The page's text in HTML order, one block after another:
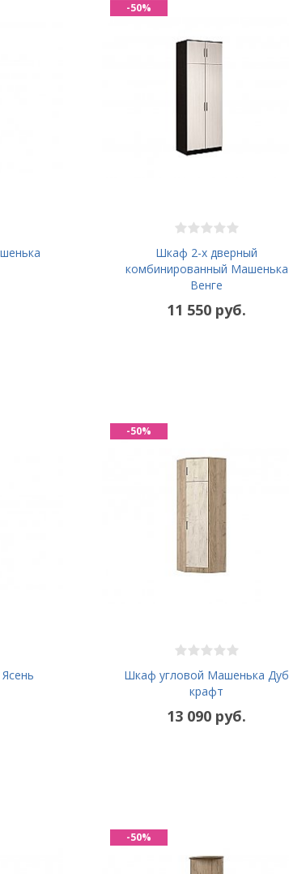
Шкаф 2-х дверный
комбинированный Машенька
Венге
11 550 руб.
-50%
Шкаф угловой Машенька Дуб
крафт
13 090 руб.
-50%
-50%